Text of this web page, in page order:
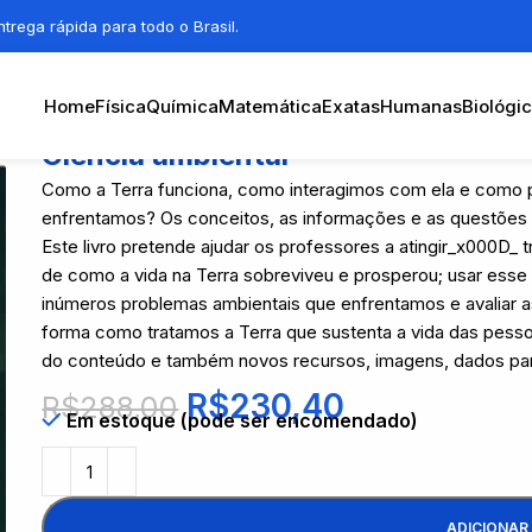
rápida para todo o Brasil.
HomeFísicaQuímicaMatemáticaExatasHumanas
Ciência ambiental
Como a Terra funciona, como interagimos com ela e
enfrentamos? Os conceitos, as informações e as
Este livro pretende ajudar os professores a
de como a vida na Terra sobreviveu e prosperou; usar
inúmeros problemas ambientais que enfrentamos e
forma como tratamos a Terra que sustenta a vida das
do conteúdo e também novos recursos, imagens, dados
R$288,00 R$230,40
Em estoque (pode ser encomendado)